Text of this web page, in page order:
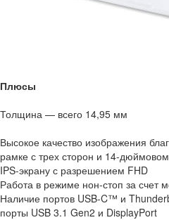
Плюсы
Толщина — всего 14,95 мм
Высокое качество изображения
рамке с трех сторон и 14-
IPS-экрану с разрешением FHD
Работа в режиме нон-стоп за счет
Наличие портов USB-C™ и
порты USB 3.1 Gen2 и DisplayPort